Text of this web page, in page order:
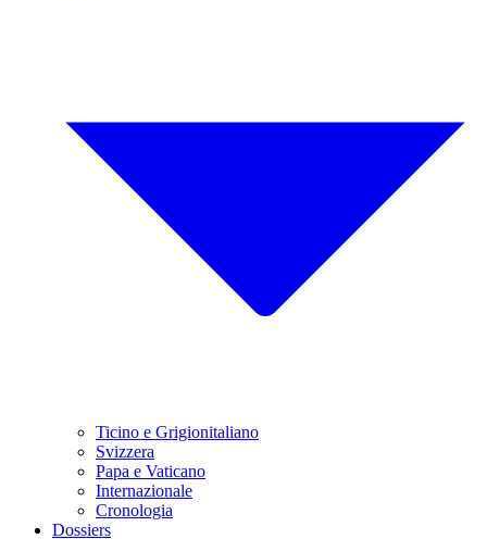
Ticino e Grigionitaliano
Svizzera
Papa e Vaticano
Internazionale
Cronologia
Dossiers